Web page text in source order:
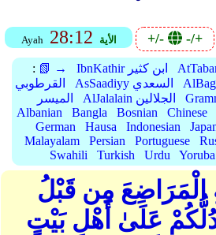
Ayah 28:12 الأية +/- -/+
: 📗 → IbnKathir ابن كثير
القرطوبي
AsSaadiyy السعدي
الميسر
AlJalalain الجلالين
Albanian
Bangla Bosnian Chinese
German
Hausa Indonesian
Malayalam
Persian Portuguese
Swahili
Turkish Urdu Yoruba
الْمَرَاضِعَ مِن قَبْلُ
عَلَىٰ أَهْلِ بَيْتٍ